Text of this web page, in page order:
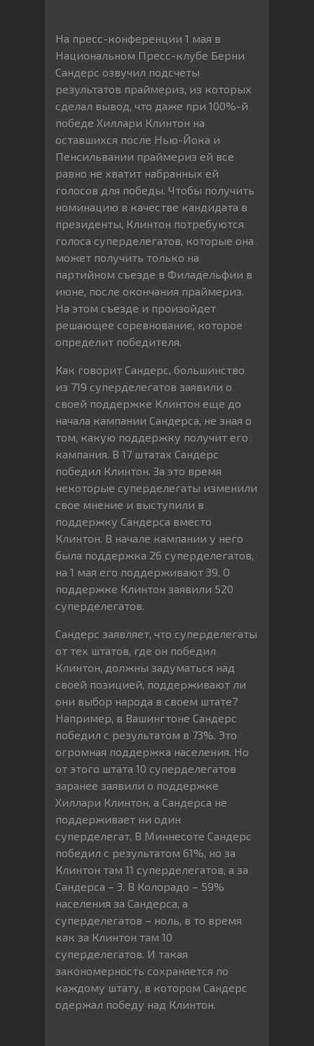
На пресс-конференции 1 мая в
Национальном Пресс-клубе Берни
Сандерс озвучил подсчеты
результатов праймериз, из которых
сделал вывод, что даже при 100%-й
победе Хиллари Клинтон на
оставшихся после Нью-Йока и
Пенсильвании праймериз ей все
равно не хватит набранных ей
голосов для победы. Чтобы получить
номинацию в качестве кандидата в
президенты, Клинтон потребуются
голоса суперделегатов, которые она
может получить только на
партийном съезде в Филадельфии в
июне, после окончания праймериз.
На этом съезде и произойдет
решающее соревнование, которое
определит победителя.
Как говорит Сандерс, большинство
из 719 суперделегатов заявили о
своей поддержке Клинтон еще до
начала кампании Сандерса, не зная о
том, какую поддержку получит его
кампания. В 17 штатах Сандерс
победил Клинтон. За это время
некоторые суперделегаты изменили
свое мнение и выступили в
поддержку Сандерса вместо
Клинтон. В начале кампании у него
была поддержка 26 суперделегатов,
на 1 мая его поддерживают 39. О
поддержке Клинтон заявили 520
суперделегатов.
Сандерс заявляет, что суперделегаты
от тех штатов, где он победил
Клинтон, должны задуматься над
своей позицией, поддерживают ли
они выбор народа в своем штате?
Например, в Вашингтоне Сандерс
победил с результатом в 73%. Это
огромная поддержка населения. Но
от этого штата 10 суперделегатов
заранее заявили о поддержке
Хиллари Клинтон, а Сандерса не
поддерживает ни один
суперделегат. В Миннесоте Сандерс
победил с результатом 61%, но за
Клинтон там 11 суперделегатов, а за
Сандерса – 3. В Колорадо – 59%
населения за Сандерса, а
суперделегатов – ноль, в то время
как за Клинтон там 10
суперделегатов. И такая
закономерность сохраняется по
каждому штату, в котором Сандерс
одержал победу над Клинтон.